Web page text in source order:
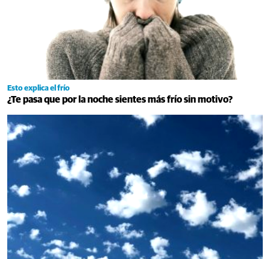
Esto explica el frío
¿Te pasa que por la noche sientes más frío sin motivo?